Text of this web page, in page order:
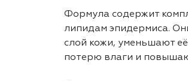
Формула содержит
липидам эпидермиса.
слой кожи, уменьшают
потерю влаги и